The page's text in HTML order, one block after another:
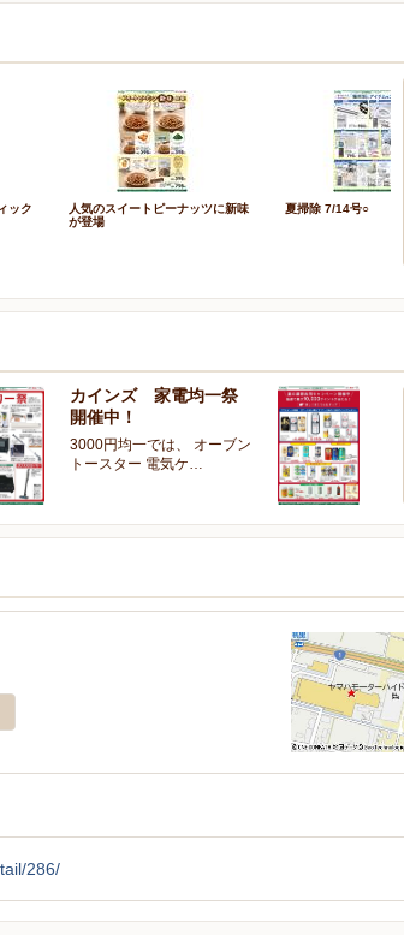
ック
人気のスイートピーナッツに新味
が登場
夏掃除 7/14号○
カインズ 家電均一祭
開催中！
3000円均一では、 オーブン
トースター 電気ケ…
286/